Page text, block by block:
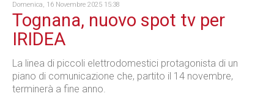
Domenica, 16 Novembre 2025 15:38
Tognana, nuovo spot tv per
IRIDEA
La linea di piccoli elettrodomestici protagonista di un
piano di comunicazione che, partito il 14 novembre,
terminerà a fine anno.